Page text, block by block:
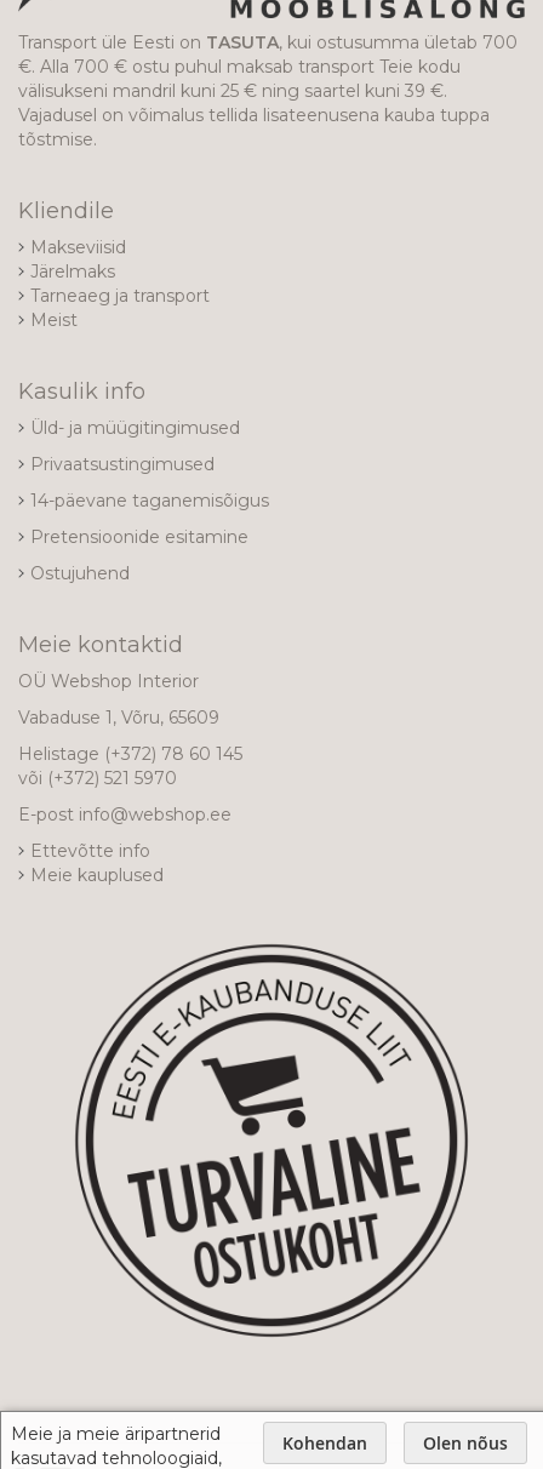
Meie ja meie äripartnerid
kasutavad tehnoloogiaid,
Kohendan Olen nõus
Transport üle Eesti on TASUTA, kui ostusumma ületab 700
€. Alla 700 € ostu puhul maksab transport Teie kodu
välisukseni mandril kuni 25 € ning saartel kuni 39 €.
Vajadusel on võimalus tellida lisateenusena kauba tuppa
tõstmise.
Kliendile
Makseviisid
Järelmaks
Tarneaeg ja transport
Meist
Kasulik info
Üld- ja müügitingimused
Privaatsustingimused
14-päevane taganemisõigus
Pretensioonide esitamine
Ostujuhend
Meie kontaktid
OÜ Webshop Interior
Vabaduse 1, Võru, 65609
Helistage (+372) 78 60 145
või (+372) 521 5970
E-post info@webshop.ee
Ettevõtte info
Meie kauplused